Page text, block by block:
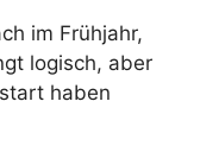
im Frühjahr,
logisch, aber
haben